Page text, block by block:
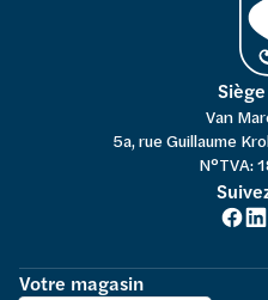
Van
5a, rue Guillaume
N°TVA:
Votre magasin